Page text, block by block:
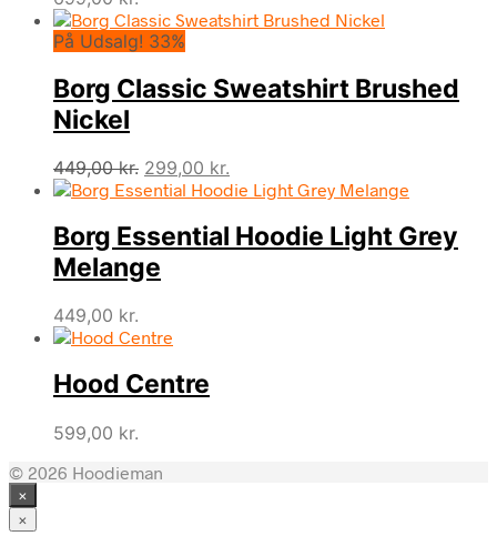
På Udsalg! 33%
Borg Classic Sweatshirt Brushed
Nickel
449,00kr. Den
oprindelige
var:
449,00 kr..
299,00 kr.
aktuelle
er:
299,00 kr..
Borg Essential Hoodie Light Grey
Melange
449,00 kr.
Hood Centre
599,00 kr.
© 2026 Hoodieman
×
×